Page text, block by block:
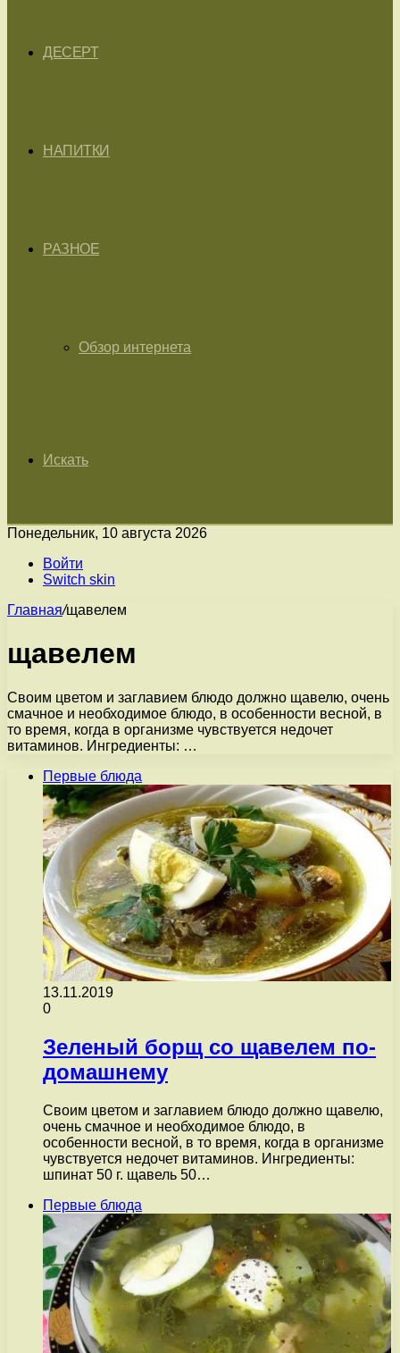
ДЕСЕРТ
НАПИТКИ
РАЗНОЕ
Обзор интернета
Искать
Понедельник, 10 августа 2026
Войти
Switch skin
Главная/щавелем
щавелем
Своим цветом и заглавием блюдо должно щавелю, очень
смачное и необходимое блюдо, в особенности весной, в
то время, когда в организме чувствуется недочет
витаминов. Ингредиенты: …
Первые блюда
13.11.2019
0
Зеленый борщ со щавелем по-
домашнему
Своим цветом и заглавием блюдо должно щавелю,
очень смачное и необходимое блюдо, в
особенности весной, в то время, когда в организме
чувствуется недочет витаминов. Ингредиенты:
шпинат 50 г. щавель 50…
Первые блюда